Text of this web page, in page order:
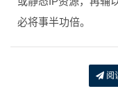
必将事半功倍。
阅